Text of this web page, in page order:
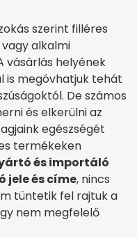
szerint filléres
alkalmi
vásárlás helyének
is megóvhatjuk tehát
De számos
és elkerülni az
egészségét
termékeken
és importáló
jele és címe, nincs
tüntetik fel rajtuk a
nem megfelelő